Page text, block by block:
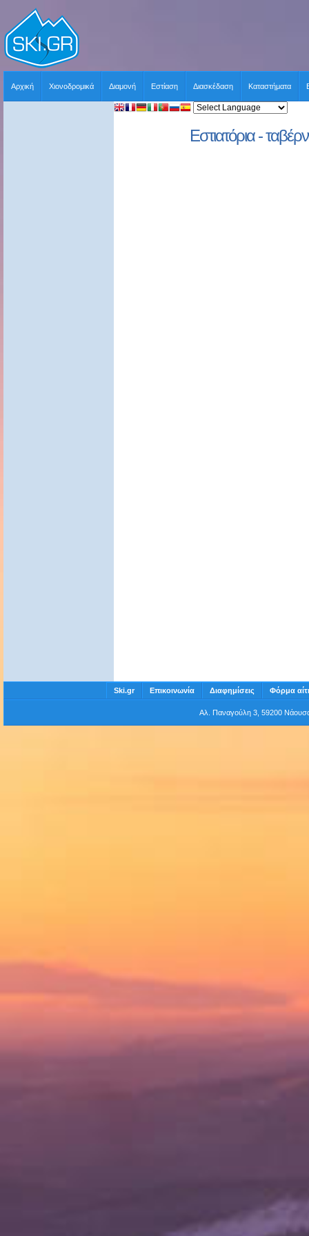
Αρχική Χιονοδρομικά Διαμονή Εστίαση Διασκέδαση Καταστήματα
Εστιατόρια -
Ski.gr Επικοινωνία Διαφημίσεις Φόρμα
Αλ. Παναγούλη 3, 59200